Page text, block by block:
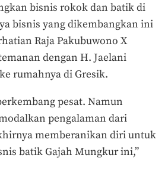
bisnis rokok dan batik di
bisnis yang dikembangkan ini
Raja Pakubuwono X
dengan H. Jaelani
rumahnya di Gresik.
pesat. Namun
pengalaman dari
memberanikan diri untuk
batik Gajah Mungkur ini,”